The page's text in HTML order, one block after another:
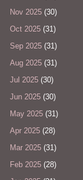
Nov 2025 (30)
Oct 2025 (31)
Sep 2025 (31)
Aug 2025 (31)
Jul 2025 (30)
Jun 2025 (30)
May 2025 (31)
Apr 2025 (28)
Mar 2025 (31)
Feb 2025 (28)